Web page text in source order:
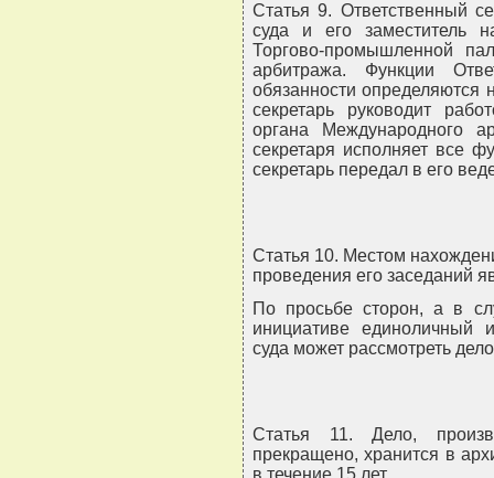
Статья 9. Ответственный
суда и его заместитель
Торгово-промышленной
арбитража. Функции
обязанности определяются
секретарь руководит
органа Международного
секретаря исполняет все
секретарь передал в его
Статья 10. Местом
проведения его заседаний
По просьбе сторон, а в
инициативе единоличный
суда может рассмотреть
Статья 11. Дело,
прекращено, хранится в
в течение 15 лет.